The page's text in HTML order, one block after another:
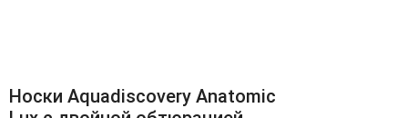
Носки Aquadiscovery Anatomic